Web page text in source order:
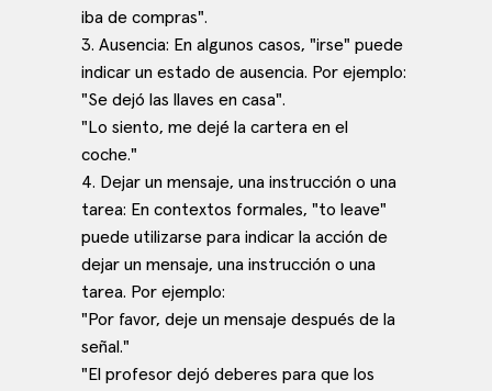
iba de compras".
3. Ausencia: En algunos casos, "irse" puede
indicar un estado de ausencia. Por ejemplo:
"Se dejó las llaves en casa".
"Lo siento, me dejé la cartera en el
coche."
4. Dejar un mensaje, una instrucción o una
tarea: En contextos formales, "to leave"
puede utilizarse para indicar la acción de
dejar un mensaje, una instrucción o una
tarea. Por ejemplo:
"Por favor, deje un mensaje después de la
señal."
"El profesor dejó deberes para que los